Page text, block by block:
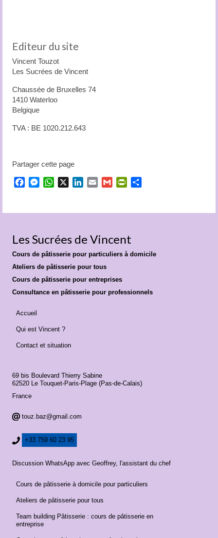
Editeur du site
Vincent Touzot
Les Sucrées de Vincent
Chaussée de Bruxelles 74
1410 Waterloo
Belgique
TVA : BE 1020.212.643
Partager cette page
FacebookMessenger
WhatsAppLinkedIn
Email Gmail PrintFriendly
Les Sucrées de Vincent
Cours de pâtisserie pour particuliers à domicile
Ateliers de pâtisserie pour tous
Cours de pâtisserie pour entreprises
Consultance en pâtisserie pour professionnels
Accueil
Qui est Vincent ?
Contact et situation
69 bis Boulevard Thierry Sabine
62520 Le Touquet-Paris-Plage (Pas-de-Calais)
France
touz.baz@gmail.com
+33 759 60 23 95
Discussion WhatsApp avec Geoffrey, l'assistant du chef
Cours de pâtisserie à domicile pour particuliers
Ateliers de pâtisserie pour tous
Team building Pâtisserie : cours de pâtisserie en
entreprise